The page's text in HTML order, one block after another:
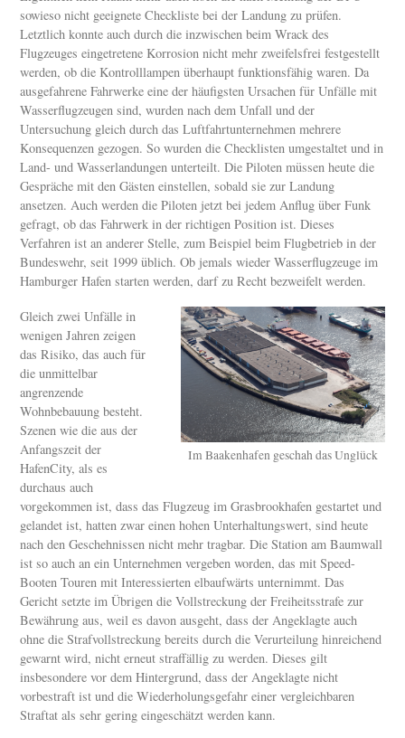
sowieso nicht geeignete Checkliste bei der Landung zu prüfen.
Letztlich konnte auch durch die inzwischen beim Wrack des
Flugzeuges eingetretene Korrosion nicht mehr zweifelsfrei festgestellt
werden, ob die Kontrolllampen überhaupt funktionsfähig waren. Da
ausgefahrene Fahrwerke eine der häufigsten Ursachen für Unfälle mit
Wasserflugzeugen sind, wurden nach dem Unfall und der
Untersuchung gleich durch das Luftfahrtunternehmen mehrere
Konsequenzen gezogen. So wurden die Checklisten umgestaltet und in
Land- und Wasserlandungen unterteilt. Die Piloten müssen heute die
Gespräche mit den Gästen einstellen, sobald sie zur Landung
ansetzen. Auch werden die Piloten jetzt bei jedem Anflug über Funk
gefragt, ob das Fahrwerk in der richtigen Position ist. Dieses
Verfahren ist an anderer Stelle, zum Beispiel beim Flugbetrieb in der
Bundeswehr, seit 1999 üblich. Ob jemals wieder Wasserflugzeuge im
Hamburger Hafen starten werden, darf zu Recht bezweifelt werden.
Im Baakenhafen geschah das Unglück
Gleich zwei Unfälle in
wenigen Jahren zeigen
das Risiko, das auch für
die unmittelbar
angrenzende
Wohnbebauung besteht.
Szenen wie die aus der
Anfangszeit der
HafenCity, als es
durchaus auch
vorgekommen ist, dass das Flugzeug im Grasbrookhafen gestartet und
gelandet ist, hatten zwar einen hohen Unterhaltungswert, sind heute
nach den Geschehnissen nicht mehr tragbar. Die Station am Baumwall
ist so auch an ein Unternehmen vergeben worden, das mit Speed-
Booten Touren mit Interessierten elbaufwärts unternimmt. Das
Gericht setzte im Übrigen die Vollstreckung der Freiheitsstrafe zur
Bewährung aus, weil es davon ausgeht, dass der Angeklagte auch
ohne die Strafvollstreckung bereits durch die Verurteilung hinreichend
gewarnt wird, nicht erneut straffällig zu werden. Dieses gilt
insbesondere vor dem Hintergrund, dass der Angeklagte nicht
vorbestraft ist und die Wiederholungsgefahr einer vergleichbaren
Straftat als sehr gering eingeschätzt werden kann.